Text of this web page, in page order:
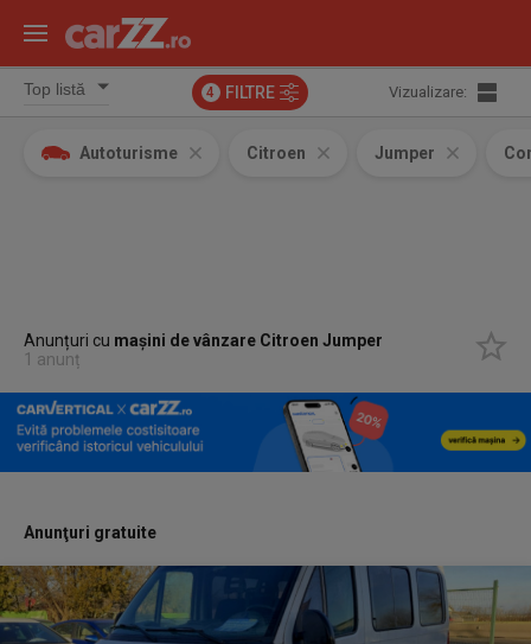
4 FILTRE Vizualizare:
Autoturisme Citroen Jumper
Anunțuri cu mașini de vânzare Citroen Jumper
1 anunț
Anunţuri gratuite